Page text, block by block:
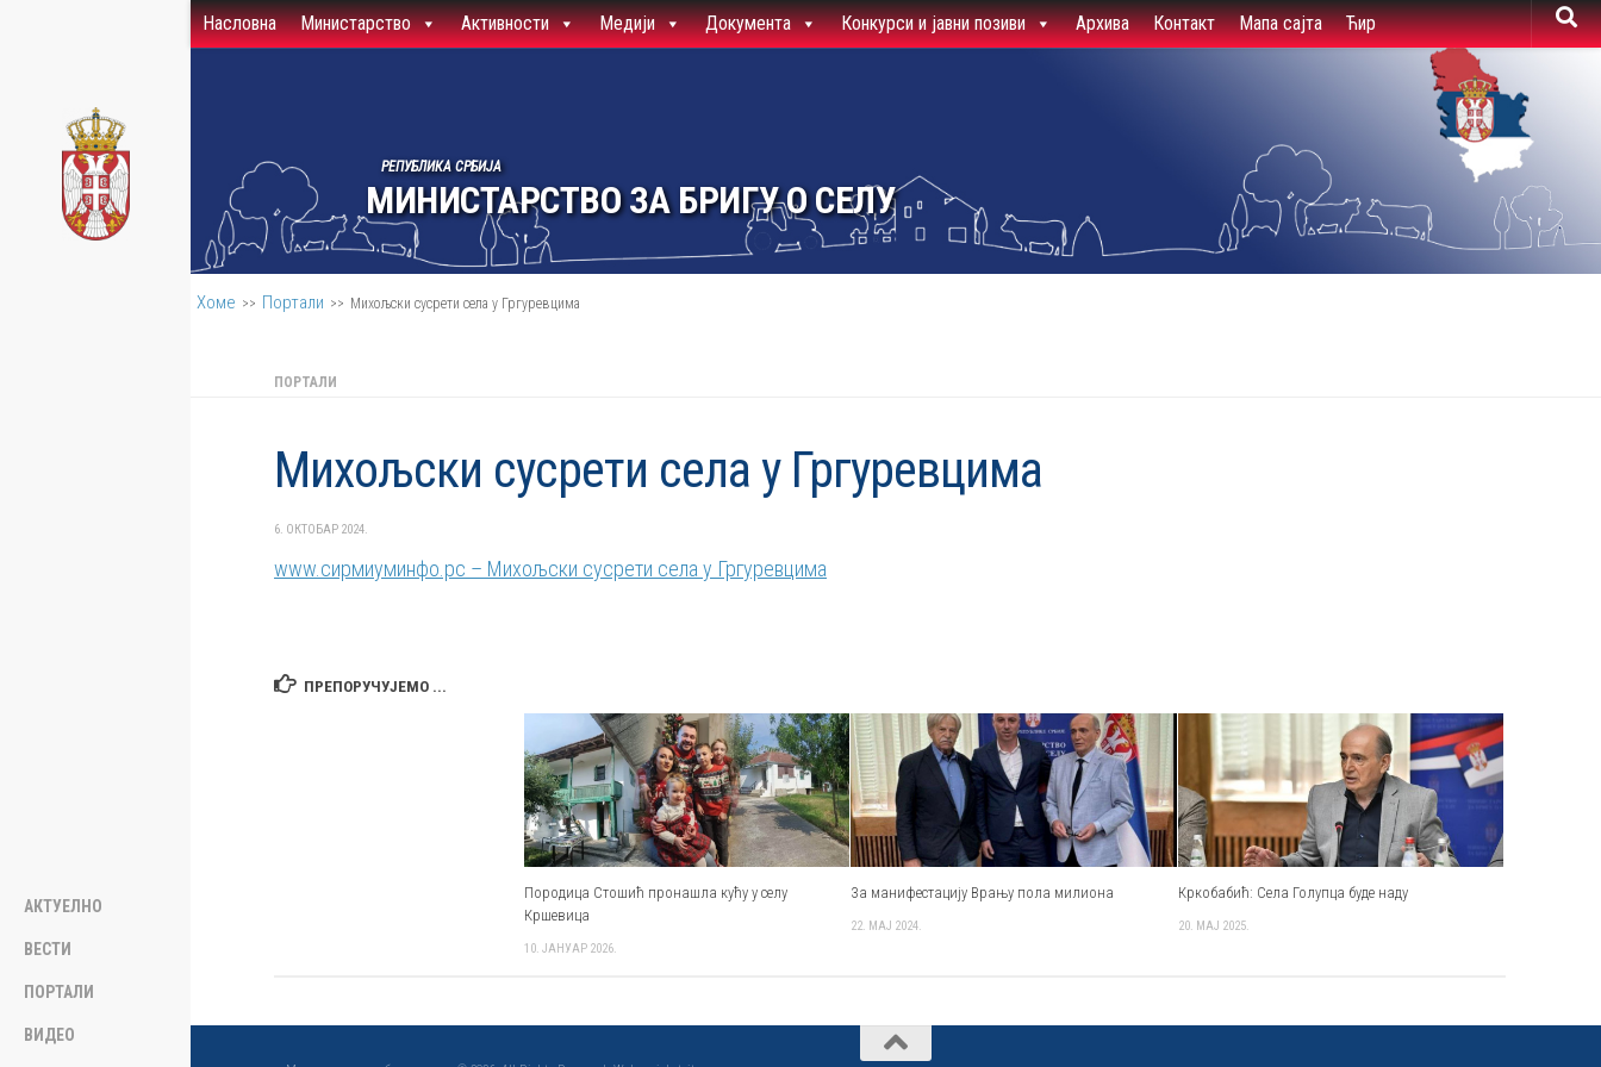
Насловна Министарство Активности Медији Документа Конкурси и јавни позиви Архива Контакт Мапа сајта Ћир
МИНИСТАРСТВО ЗА БРИГУ О СЕЛУ
РЕПУБЛИКА СРБИЈА
Хоме >> Портали >> Михољски сусрети села у Гргуревцима
ПОРТАЛИ
Михољски сусрети села у Гргуревцима
6. ОКТОБАР 2024.
www.сирмиуминфо.рс – Михољски сусрети села у Гргуревцима
ПРЕПОРУЧУЈЕМО ...
Породица Стошић пронашла кућу у селу
Кршевица
10. ЈАНУАР 2026.
За манифестацију Врању пола милиона
22. МАЈ 2024.
Кркобабић: Села Голупца буде наду
20. МАЈ 2025.
АКТУЕЛНО
ВЕСТИ
ПОРТАЛИ
ВИДЕО